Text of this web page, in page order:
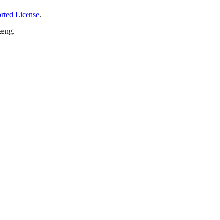
License.